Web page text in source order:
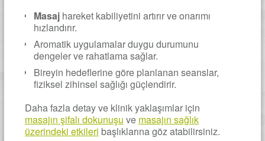
Masajhareket kabiliyetini artırır ve onarımı
hızlandırır.
Aromatik uygulamalar duygu durumunu
dengeler ve rahatlama sağlar.
Bireyin hedeflerine göre planlanan seanslar,
fiziksel zihinsel sağlığı güçlendirir.
Daha fazla detay ve klinik yaklaşımlar için
masajın şifalı dokunuşu ve masajın sağlık
üzerindeki etkileri başlıklarına göz atabilirsiniz.